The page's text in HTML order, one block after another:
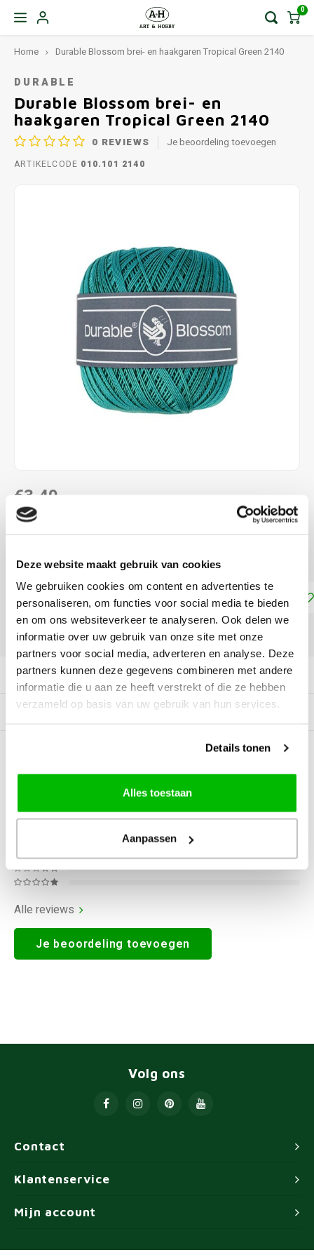
Deze website maakt gebruik van cookies
We gebruiken cookies om content en advertenties te
personaliseren, om functies voor social media te bieden
en om ons websiteverkeer te analyseren. Ook delen we
informatie over uw gebruik van onze site met onze
partners voor social media, adverteren en analyse. Deze
partners kunnen deze gegevens combineren met andere
informatie die u aan ze heeft verstrekt of die ze hebben
verzameld op basis van uw gebruik van hun services.
Details tonen
Alles toestaan
Aanpassen
0
Home Durable Blossom brei- en haakgaren Tropical Green 2140
DURABLE
Durable Blossom brei- en
haakgaren Tropical Green 2140
0 REVIEWS Je beoordeling toevoegen
ARTIKELCODE 010.101 2140
€3,40
DIRECT LEVERBAAR
Naalddikte: 1.5 - 1.75 mm Lees meer
Toevoegen aan winkelwagen
DELEN:
Productomschrijving
Gerelateerde producten
BEOORDELINGEN
Alle reviews
Je beoordeling toevoegen
Contact
Volg ons
Klantenservice
Mijn account